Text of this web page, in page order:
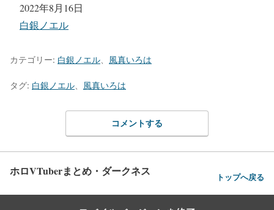
日付
2022年8月16日
関連理由
白銀ノエル
カテゴリー: 白銀ノエル 風真いろは
タグ: 白銀ノエル 風真いろは
コメントする
ホロVTuberまとめ・ダークネス トップへ戻る